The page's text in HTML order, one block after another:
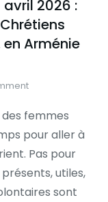
2026 :
en Arménie
femmes
pour aller à
Pas pour
utiles,
sont